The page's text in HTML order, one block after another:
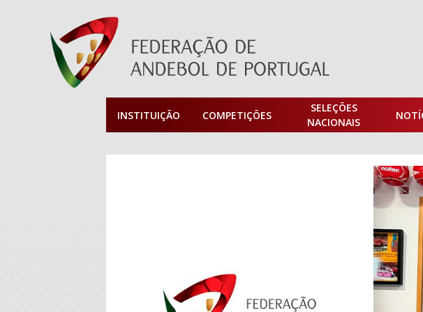
INSTITUIÇÃO COMPETIÇÕES
SELEÇÕES
NACIONAIS